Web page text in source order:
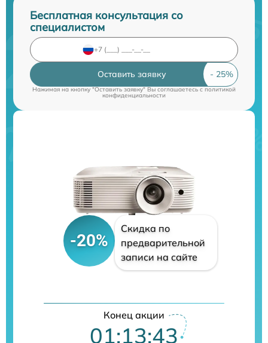
Бесплатная консультация со
специалистом
Оставить заявку
Нажимая на кнопку "Оставить заявку" Вы соглашаетесь cполитикой
конфиденциальности
-20%
Скидка по
предварительной
записи на сайте
Конец акции
01:13:42